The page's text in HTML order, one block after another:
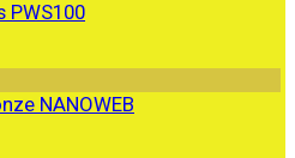
4.290.000 ₫.
PWS100